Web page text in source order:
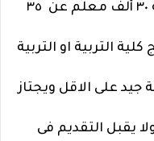
ان لا يزيد سن المتقدم لمسابقة ٣٠ ألف معلم عن ٣٥
التربية او التربية
جيد على الاقل ويجتاز
ولا يقبل التقديم فى